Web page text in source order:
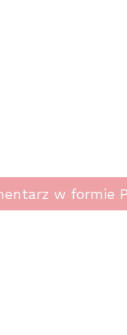
w formie